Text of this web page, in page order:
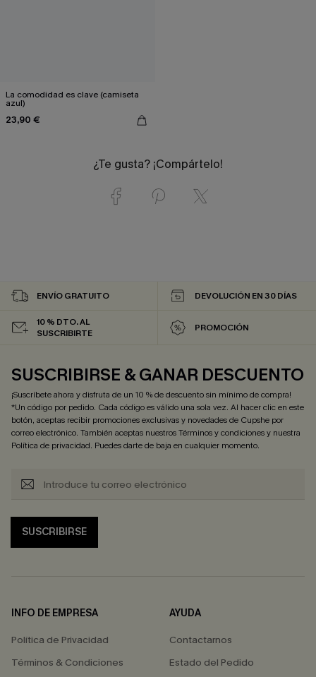
La comodidad es clave (camiseta
azul)
23,90 €
¿Te gusta? ¡Compártelo!
ENVÍO GRATUITO DEVOLUCIÓN EN 30 DÍAS
10 % DTO. AL
SUSCRIBIRTE
PROMOCIÓN
SUSCRIBIRSE & GANAR DESCUENTO
¡Suscríbete ahora y disfruta de un 10 % de descuento sin mínimo de compra!
*Un código por pedido. Cada código es válido una sola vez. Al hacer clic en este
botón, aceptas recibir promociones exclusivas y novedades de Cupshe por
correo electrónico. También aceptas nuestrosTérminos y condicionesy nuestra
Política de privacidad. Puedes darte de baja en cualquier momento.
SUSCRIBIRSE
INFO DE EMPRESA
Política de Privacidad
Términos & Condiciones
AYUDA
Contactarnos
Estado del Pedido